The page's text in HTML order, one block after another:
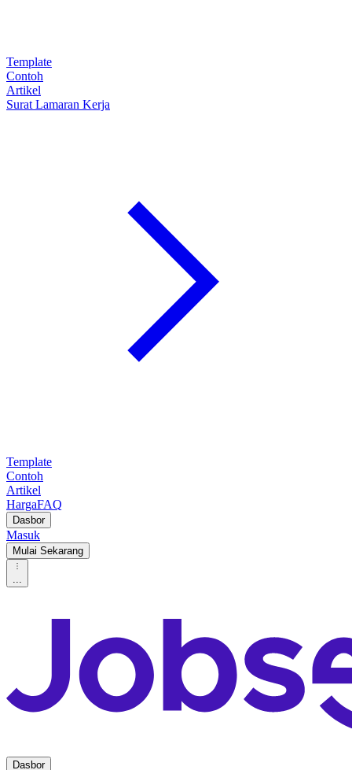
Template
Contoh
Artikel
Surat Lamaran Kerja
Template
Contoh
Artikel
HargaFAQ
Dasbor
Masuk
Mulai Sekarang
...
Dasbor